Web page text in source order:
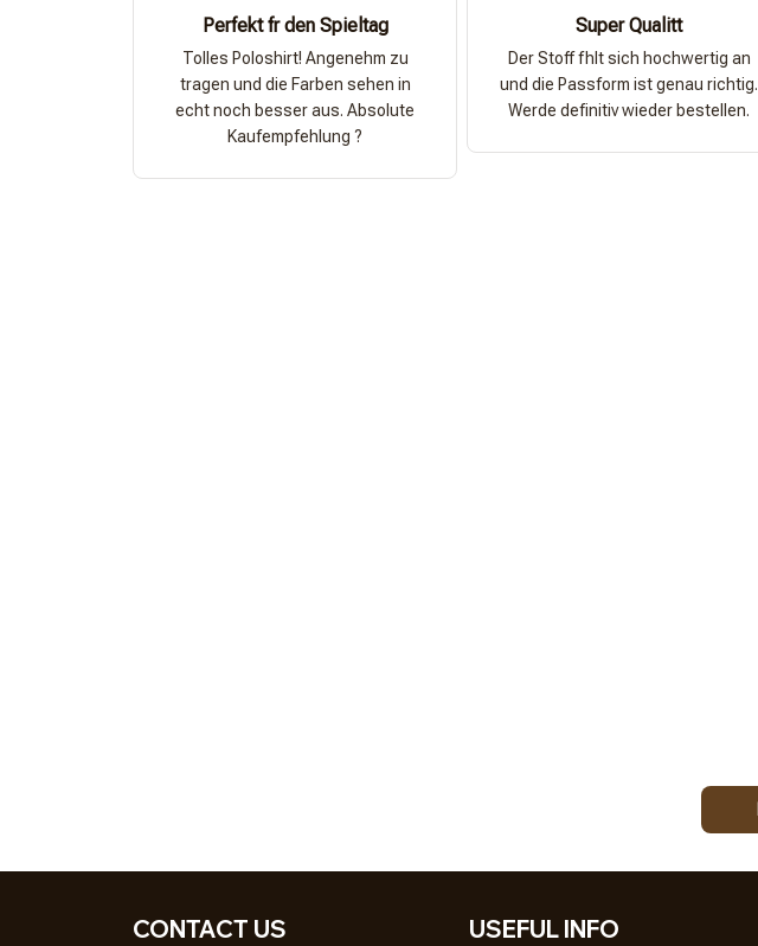
Perfekt fr den Spieltag
Tolles Poloshirt! Angenehm zu
tragen und die Farben sehen in
echt noch besser aus. Absolute
Kaufempfehlung ?
Super Qualitt
Der Stoff fhlt sich hochwertig an
und die Passform ist genau richtig.
Werde definitiv wieder bestellen.
CONTACT US USEFUL INFO